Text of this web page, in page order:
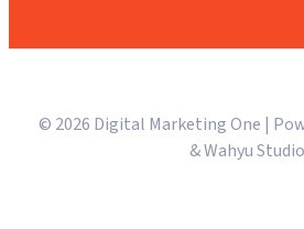
© 2026 Digital Marketing One |
& Wahyu Studio